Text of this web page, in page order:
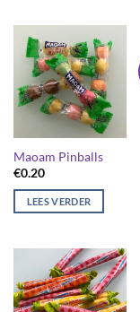
Maoam Pinballs
€0.20
LEES VERDER